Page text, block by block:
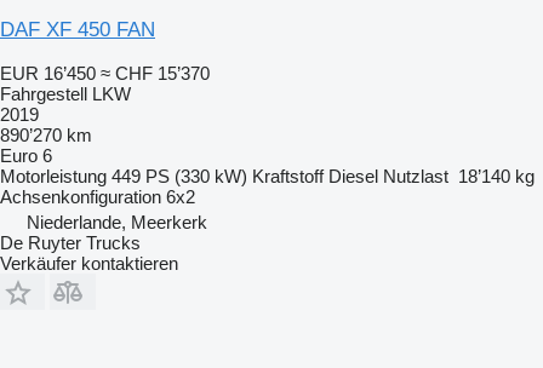
DAF XF 450 FAN
EUR 16’450 ≈ CHF 15’370
Fahrgestell LKW
2019
890’270 km
Euro 6
Motorleistung 449 PS (330 kW) Kraftstoff Diesel Nutzlast 18’140 kg
Achsenkonfiguration 6x2
Niederlande, Meerkerk
De Ruyter Trucks
Verkäufer kontaktieren